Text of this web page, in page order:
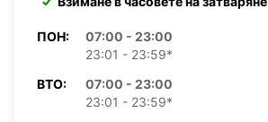
ПОН:
07:00 - 23:00
23:01 - 23:59*
ВТО:
07:00 - 23:00
23:01 - 23:59*